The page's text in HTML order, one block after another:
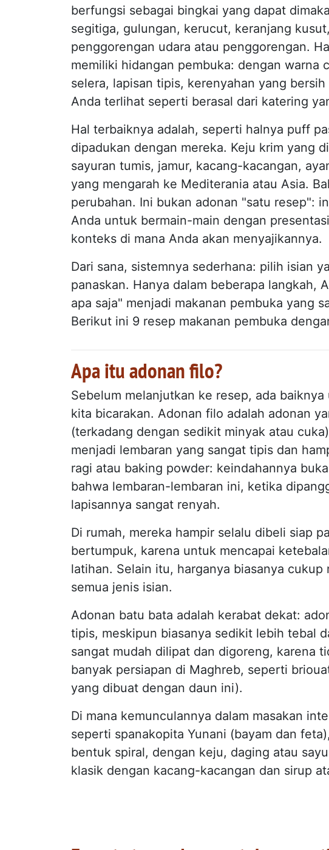
berfungsi sebagai bingkai yang dapat
segitiga, gulungan, kerucut, keranjang
penggorengan udara atau penggorengan.
memiliki hidangan pembuka: dengan warna
selera, lapisan tipis, kerenyahan yang
Anda terlihat seperti berasal dari katering
Hal terbaiknya adalah, seperti halnya puff
dipadukan dengan mereka. Keju krim yang
sayuran tumis, jamur, kacang-kacangan,
yang mengarah ke Mediterania atau Asia.
perubahan. Ini bukan adonan "satu resep":
Anda untuk bermain-main dengan
konteks di mana Anda akan menyajikannya.
Dari sana, sistemnya sederhana: pilih isian
panaskan. Hanya dalam beberapa langkah,
apa saja" menjadi makanan pembuka yang
Berikut ini 9 resep makanan pembuka
Apa itu adonan filo?
Sebelum melanjutkan ke resep, ada
kita bicarakan. Adonan filo adalah adonan
(terkadang dengan sedikit minyak atau
menjadi lembaran yang sangat tipis dan
ragi atau baking powder: keindahannya
bahwa lembaran-lembaran ini, ketika
lapisannya sangat renyah.
Di rumah, mereka hampir selalu dibeli siap
bertumpuk, karena untuk mencapai
latihan. Selain itu, harganya biasanya
semua jenis isian.
Adonan batu bata adalah kerabat dekat:
tipis, meskipun biasanya sedikit lebih tebal
sangat mudah dilipat dan digoreng, karena
banyak persiapan di Maghreb, seperti
yang dibuat dengan daun ini).
Di mana kemunculannya dalam masakan
seperti spanakopita Yunani (bayam dan
bentuk spiral, dengan keju, daging atau
klasik dengan kacang-kacangan dan sirup